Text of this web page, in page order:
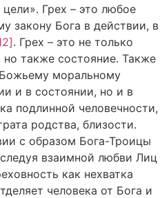
Грех – это любое
закону Бога в действии, в
. Грех – это не только
также состояние. Также
Божьему моральному
и в состоянии, но и в
подлинной человечности,
родства, близости.
с образом Бога-Троицы
взаимной любви Лиц
как нехватка
человека от Бога и